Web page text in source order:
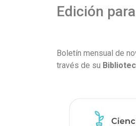
Edición
Boletín mensual de
través de su